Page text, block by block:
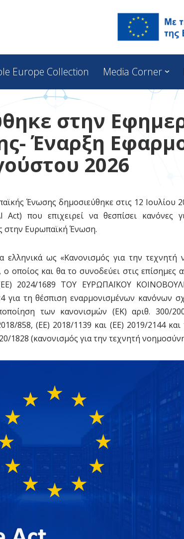
Europe Collection Media Corner
στην
Έναρξη
2026
Ένωσης δημοσιεύθηκε στις 12 Ιουλίου
που επιχειρεί να θεσπίσει κανόνες
στην Ευρωπαϊκή Ένωση.
ελληνικά ως «Κανονισμός για την τεχνητή
οποίος και θα το συνοδεύει στις επίσημες
2024/1689 ΤΟΥ ΕΥΡΩΠΑΪΚΟΥ
για τη θέσπιση εναρμονισμένων κανόνων
των κανονισμών (ΕΚ) αριθ. 300/
858, (ΕΕ) 2018/1139 και (ΕΕ) 2019/2144
1828 (κανονισμός για την τεχνητή